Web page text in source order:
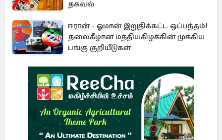
தகவல்
ஈரான் - ஓமான் இறுதிக்கட்ட ஒப்பந்தம்!
தலைகீழான மத்தியகிழக்கின் முக்கிய
பங்கு குறியீடுகள்